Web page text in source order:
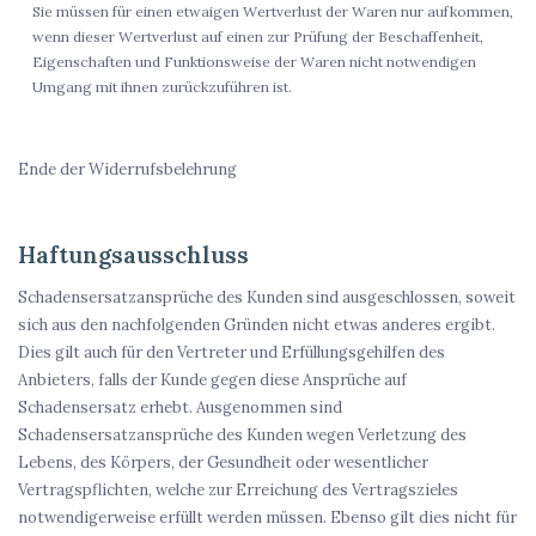
Sie müssen für einen etwaigen Wertverlust der Waren nur aufkommen,
wenn dieser Wertverlust auf einen zur Prüfung der Beschaffenheit,
Eigenschaften und Funktionsweise der Waren nicht notwendigen
Umgang mit ihnen zurückzuführen ist.
Ende der Widerrufsbelehrung
Haftungsausschluss
Schadensersatzansprüche des Kunden sind ausgeschlossen, soweit
sich aus den nachfolgenden Gründen nicht etwas anderes ergibt.
Dies gilt auch für den Vertreter und Erfüllungsgehilfen des
Anbieters, falls der Kunde gegen diese Ansprüche auf
Schadensersatz erhebt. Ausgenommen sind
Schadensersatzansprüche des Kunden wegen Verletzung des
Lebens, des Körpers, der Gesundheit oder wesentlicher
Vertragspflichten, welche zur Erreichung des Vertragszieles
notwendigerweise erfüllt werden müssen. Ebenso gilt dies nicht für